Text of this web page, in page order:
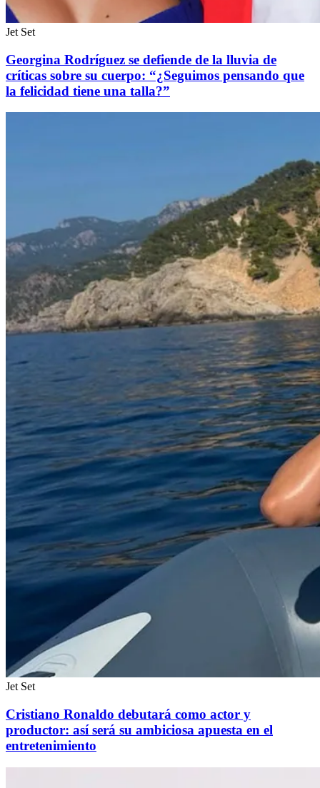
Jet Set
Georgina Rodríguez se defiende de la lluvia de
críticas sobre su cuerpo: “¿Seguimos pensando que
la felicidad tiene una talla?”
Jet Set
Cristiano Ronaldo debutará como actor y
productor: así será su ambiciosa apuesta en el
entretenimiento